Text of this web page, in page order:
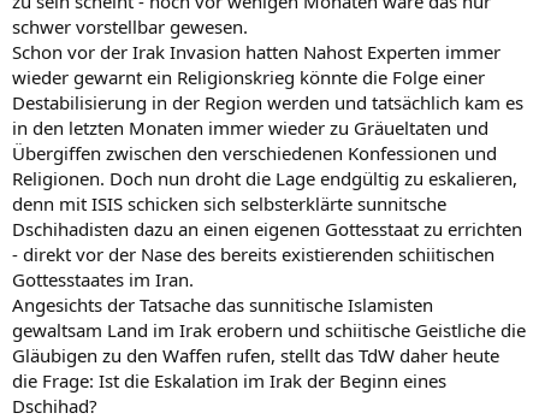
schwer vorstellbar gewesen.
Schon vor der Irak Invasion hatten Nahost Experten immer
wieder gewarnt ein Religionskrieg könnte die Folge einer
Destabilisierung in der Region werden und tatsächlich kam es
in den letzten Monaten immer wieder zu Gräueltaten und
Übergiffen zwischen den verschiedenen Konfessionen und
Religionen. Doch nun droht die Lage endgültig zu eskalieren,
denn mit ISIS schicken sich selbsterklärte sunnitsche
Dschihadisten dazu an einen eigenen Gottesstaat zu errichten
- direkt vor der Nase des bereits existierenden schiitischen
Gottesstaates im Iran.
Angesichts der Tatsache das sunnitische Islamisten
gewaltsam Land im Irak erobern und schiitische Geistliche die
Gläubigen zu den Waffen rufen, stellt das TdW daher heute
die Frage: Ist die Eskalation im Irak der Beginn eines
Dschihad?